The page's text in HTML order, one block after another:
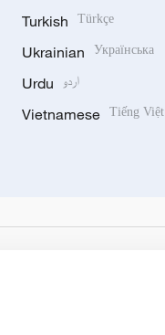
Turkish Türkçe
Ukrainian Українська
Urdu اردو
Vietnamese Tiếng Việt